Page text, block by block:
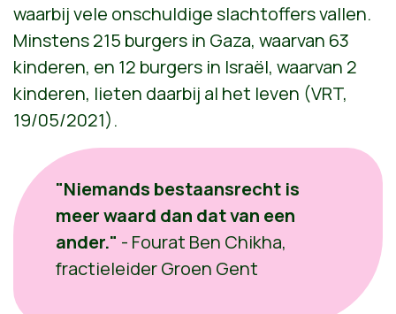
waarbij vele onschuldige slachtoffers vallen.
Minstens 215 burgers in Gaza, waarvan 63
kinderen, en 12 burgers in Israël, waarvan 2
kinderen, lieten daarbij al het leven (VRT,
19/05/2021).
"Niemands bestaansrecht is
meer waard dan dat van een
ander." - Fourat Ben Chikha,
fractieleider Groen Gent